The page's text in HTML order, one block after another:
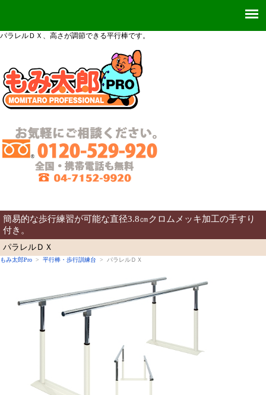
パラレルＤＸ、高さが調節できる平行棒です。
簡易的な歩行練習が可能な直径3.8㎝クロムメッキ加工の手すり
付き。
パラレルＤＸ
もみ太郎Pro > 平行棒・歩行訓練台 > パラレルＤＸ